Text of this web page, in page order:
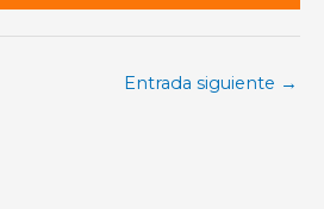
Entrada siguiente →